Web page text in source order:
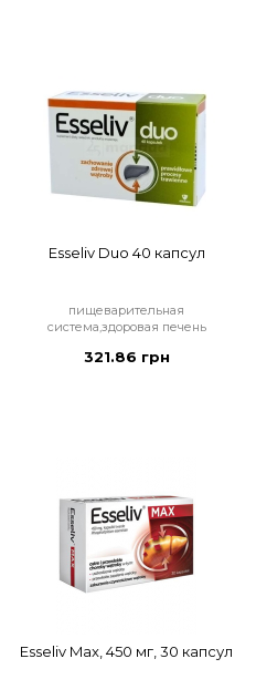
Esseliv Duo 40 капсул
пищеварительная
система,здоровая печень
321.86 грн
Esseliv Max, 450 мг, 30 капсул